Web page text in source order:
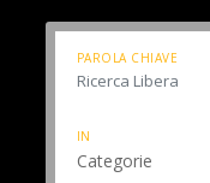
PAROLA CHIAVE
IN
Categorie